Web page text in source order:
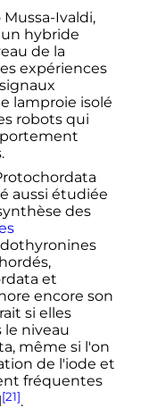
Ivaldi,
un hybride
de la
expériences
lamproie isolé
robots qui
aussi étudiée
des
et
encore son
si elles
niveau
même si l'on
de l'iode et
fréquentes
[21].